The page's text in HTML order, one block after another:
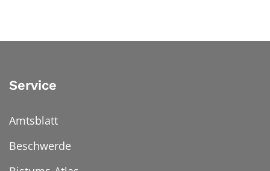
Service
Amtsblatt
Beschwerde